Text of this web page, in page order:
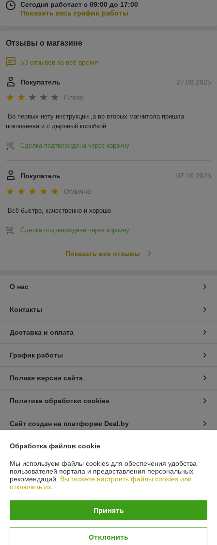
Сегодня работает с 09:00 до 17:00
Показать весь график работы
Отзывы о магазине
53 отзывов за всё время
27.09.2025
Покупатель
Плохо
Во первых нету инструкции ,а во вторых магнитола пришла
покоцанная и с дырявый коробкой
Сделка подтверждена через корзину
07.10.2023
Покупатель
Отлично
Всё быстро, качественно и хорошо
Сделка подтверждена через корзину
Показать все отзывы
О нас
Контакты
Доставка и оплата
График работы
Полная версия сайта
Политика обработки cookies
Сайт создан на платформе Deal.by
Юридическое лицо:Общество с ограниченной ответственностью
«Автопроект Плюс»
г. Минск, ул. Тимирязева, д.114-8
Регистрационный орган: Минским горисполкомом
Обработка файлов cookie
Мы используем файлы cookies для обеспечения удобства
пользователей портала и предоставления персональных
рекомендаций. Вы можете настроить файлы cookies или
отключить их.
Принять
Отклонить